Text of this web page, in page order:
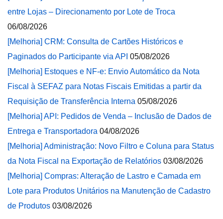
entre Lojas – Direcionamento por Lote de Troca
06/08/2026
[Melhoria] CRM: Consulta de Cartões Históricos e
Paginados do Participante via API 05/08/2026
[Melhoria] Estoques e NF-e: Envio Automático da Nota
Fiscal à SEFAZ para Notas Fiscais Emitidas a partir da
Requisição de Transferência Interna 05/08/2026
[Melhoria] API: Pedidos de Venda – Inclusão de Dados de
Entrega e Transportadora 04/08/2026
[Melhoria] Administração: Novo Filtro e Coluna para Status
da Nota Fiscal na Exportação de Relatórios 03/08/2026
[Melhoria] Compras: Alteração de Lastro e Camada em
Lote para Produtos Unitários na Manutenção de Cadastro
de Produtos 03/08/2026